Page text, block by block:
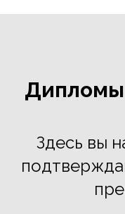
Дипломы
Здесь вы